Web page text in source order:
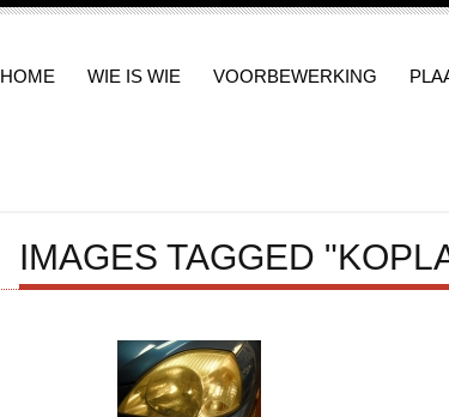
HOME WIE IS WIE VOORBEWERKING
IMAGES TAGGED